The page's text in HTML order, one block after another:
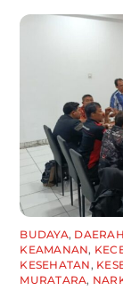
BUDAYA, DAERAH
KEAMANAN,
KESEHATAN,
MURATARA,